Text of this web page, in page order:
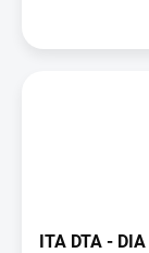
ITA DTA -